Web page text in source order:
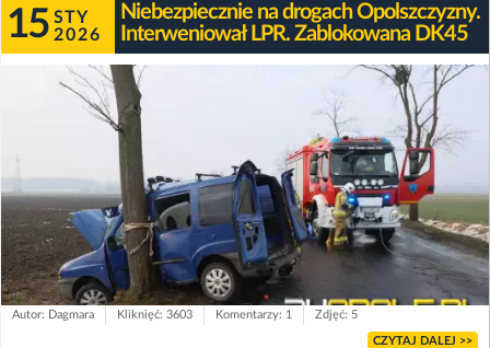
15 STY
2026
Niebezpiecznie na drogach Opolszczyzny.
Interweniował LPR. Zablokowana DK45
Autor: Dagmara Kliknięć: 3603 Komentarzy: 1 Zdjęć: 5
CZYTAJ DALEJ >>